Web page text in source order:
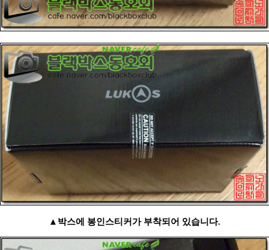
▲박스에 봉인스티커가 부착되어 있습니다.